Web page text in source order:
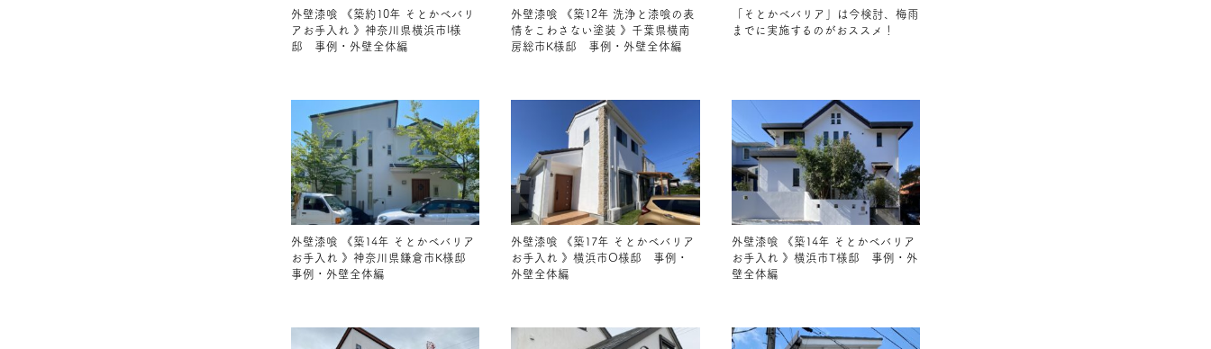
外壁漆喰 《築約10年 そとかべバリ
アお手入れ 》神奈川県横浜市I様
邸 事例・外壁全体編
外壁漆喰 《築12年 洗浄と漆喰の表
情をこわさない塗装 》千葉県横南
房総市K様邸 事例・外壁全体編
「そとかべバリア」は今検討、梅雨
までに実施するのがおススメ！
外壁漆喰 《築14年 そとかべバリア
お手入れ 》神奈川県鎌倉市K様邸
事例・外壁全体編
外壁漆喰 《築17年 そとかべバリア
お手入れ 》横浜市O様邸 事例・
外壁全体編
外壁漆喰 《築14年 そとかべバリア
お手入れ 》横浜市T様邸 事例・外
壁全体編